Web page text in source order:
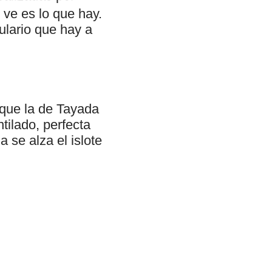
es lo que hay.
que hay a
la de Tayada
perfecta
se alza el islote